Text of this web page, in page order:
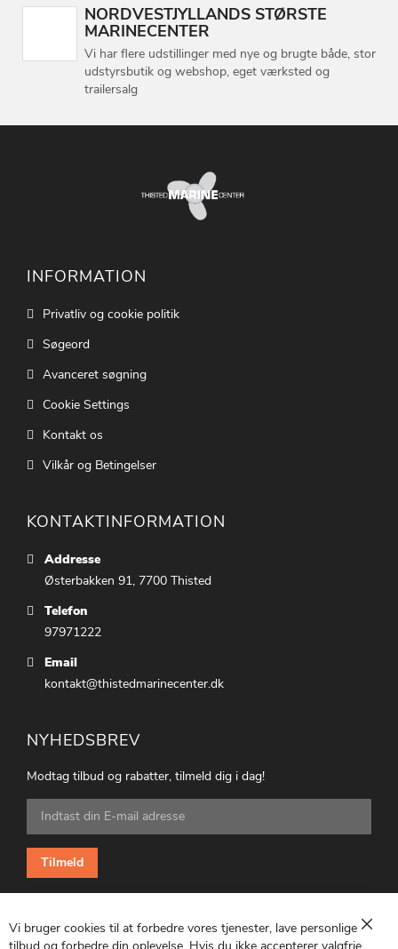
NORDVESTJYLLANDS STØRSTE
MARINECENTER
Vi har flere udstillinger med nye og brugte både, stor
udstyrsbutik og webshop, eget værksted og
trailersalg
INFORMATION
Privatliv og cookie politik
Søgeord
Avanceret søgning
Cookie Settings
Kontakt os
Vilkår og Betingelser
KONTAKTINFORMATION
Addresse
Østerbakken 91, 7700 Thisted
Telefon
97971222
Email
kontakt@thistedmarinecenter.dk
NYHEDSBREV
Modtag tilbud og rabatter, tilmeld dig i dag!
Tilmeld
dig
vores
nyhedsbrev:
Tilmeld
Luk
Vi bruger cookies til at forbedre vores tjenester, lave personlige